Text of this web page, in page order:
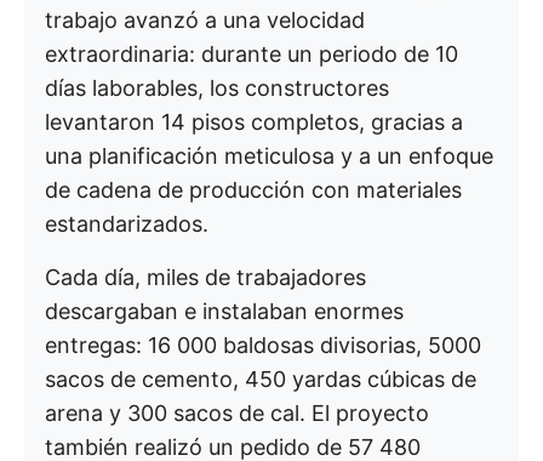
trabajo avanzó a una velocidad
extraordinaria: durante un periodo de 10
días laborables, los constructores
levantaron 14 pisos completos, gracias a
una planificación meticulosa y a un enfoque
de cadena de producción con materiales
estandarizados.
Cada día, miles de trabajadores
descargaban e instalaban enormes
entregas: 16 000 baldosas divisorias, 5000
sacos de cemento, 450 yardas cúbicas de
arena y 300 sacos de cal. El proyecto
también realizó un pedido de 57 480